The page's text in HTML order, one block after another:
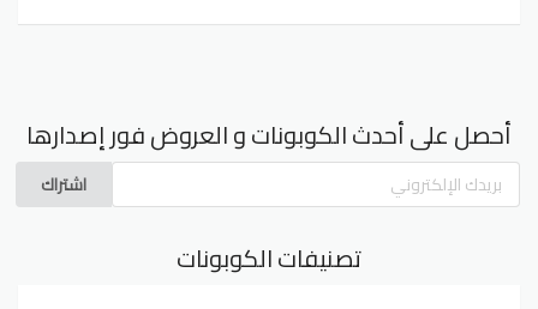
أحصل على أحدث الكوبونات و العروض فور إصدارها
اشتراك
تصنيفات الكوبونات